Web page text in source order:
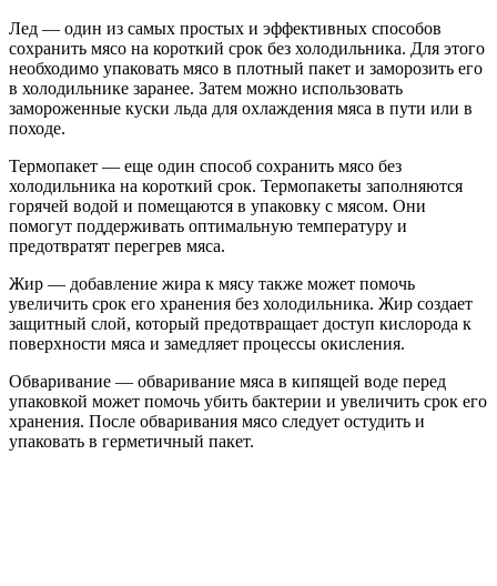
Лед — один из самых простых и эффективных способов
сохранить мясо на короткий срок без холодильника. Для этого
необходимо упаковать мясо в плотный пакет и заморозить его
в холодильнике заранее. Затем можно использовать
замороженные куски льда для охлаждения мяса в пути или в
походе.
Термопакет — еще один способ сохранить мясо без
холодильника на короткий срок. Термопакеты заполняются
горячей водой и помещаются в упаковку с мясом. Они
помогут поддерживать оптимальную температуру и
предотвратят перегрев мяса.
Жир — добавление жира к мясу также может помочь
увеличить срок его хранения без холодильника. Жир создает
защитный слой, который предотвращает доступ кислорода к
поверхности мяса и замедляет процессы окисления.
Обваривание — обваривание мяса в кипящей воде перед
упаковкой может помочь убить бактерии и увеличить срок его
хранения. После обваривания мясо следует остудить и
упаковать в герметичный пакет.